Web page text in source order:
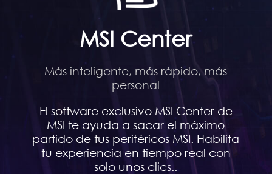
MSI Center
Más inteligente, más rápido, más
personal
El software exclusivo MSI Center de
MSI te ayuda a sacar el máximo
partido de tus periféricos MSI. Habilita
tu experiencia en tiempo real con
solo unos clics..